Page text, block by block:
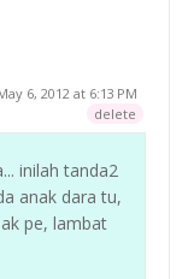
6, 2012 at 6:13 PM
delete
inilah tanda2
anak dara tu,
pe, lambat